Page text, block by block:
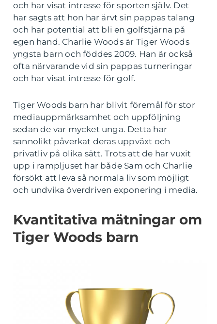
och har visat intresse för sporten själv. Det
har sagts att hon har ärvt sin pappas talang
och har potential att bli en golfstjärna på
egen hand. Charlie Woods är Tiger Woods
yngsta barn och föddes 2009. Han är också
ofta närvarande vid sin pappas turneringar
och har visat intresse för golf.
Tiger Woods barn har blivit föremål för stor
mediauppmärksamhet och uppföljning
sedan de var mycket unga. Detta har
sannolikt påverkat deras uppväxt och
privatliv på olika sätt. Trots att de har vuxit
upp i rampljuset har både Sam och Charlie
försökt att leva så normala liv som möjligt
och undvika överdriven exponering i media.
Kvantitativa mätningar om
Tiger Woods barn